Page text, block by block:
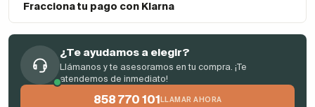
Fracciona tu pago con Klarna
¿Te ayudamos a elegir?
Llámanos y te asesoramos en tu compra. ¡Te
atendemos de inmediato!
858 770 101 LLAMAR AHORA